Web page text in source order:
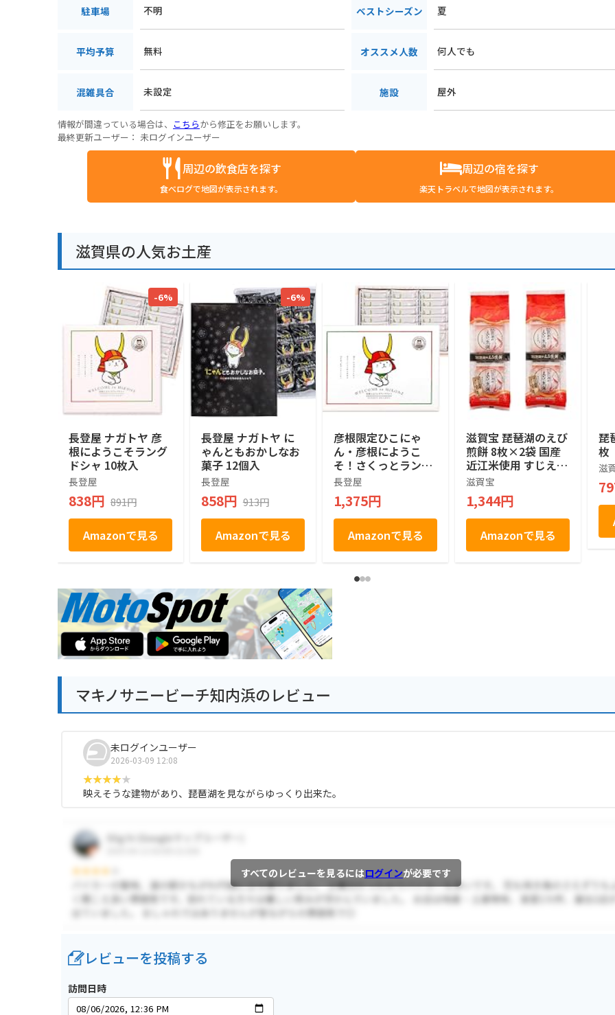
駐車場 不明 ベストシーズン 夏
平均予算 無料 オススメ人数 何人でも
混雑具合 未設定 施設 屋外
情報が間違っている場合は、 こちらから修正をお願いします。
最終更新ユーザー： 未ログインユーザー
周辺の飲食店を探す
食べログで地図が表示されます。
周辺の宿を探す
楽天トラベルで地図が表示されます。
滋賀県の人気お土産
-6%
長登屋 ナガトヤ 彦
根にようこそラング
ドシャ 10枚入
長登屋
838円 891円
Amazonで見る
-6%
長登屋 ナガトヤ に
ゃんともおかしなお
菓子 12個入
長登屋
858円 913円
Amazonで見る
彦根限定ひこにゃ
ん・彦根にようこ
そ！さくっとラング
ドシャ（大） 18枚
入
長登屋
1,375円
Amazonで見る
滋賀宝 琵琶湖のえび
煎餅 8枚×2袋 国産
近江米使用 すじえび
おかき おやつ
滋賀宝
1,344円
Amazonで見る
琵
枚
滋
マキノサニービーチ知内浜のレビュー
未ログインユーザー
2026-03-09 12:08
映えそうな建物があり、琵琶湖を見ながらゆっくり出来た。
すべてのレビューを見るにはログインが必要です
レビューを投稿する
訪問日時